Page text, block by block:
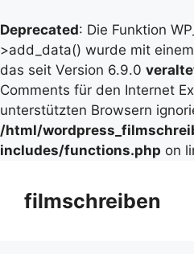
Deprecated: Die Funktion
>add_data() wurde mit
das seit Version 6.9.0
Comments für den Internet
unterstützten Browsern
/html/
includes/functions.php on
Inhalt
springen
filmschreiben